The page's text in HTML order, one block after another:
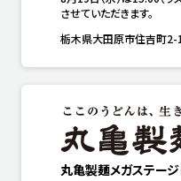
させていただきます。
栃木県大田原市住吉町2-
丸亀製麺メガステー